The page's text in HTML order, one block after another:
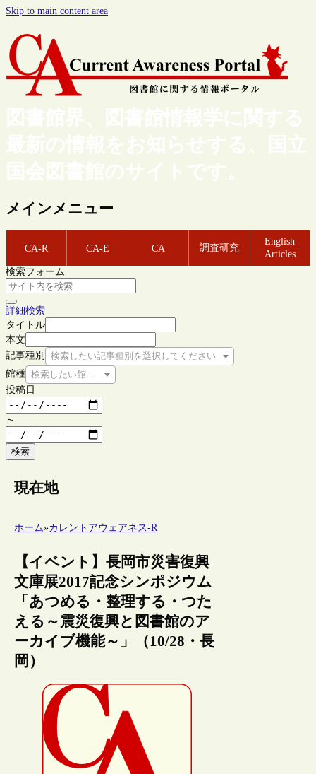
Skip to main content area
図書館界、図書館情報学に関する
最新の情報をお知らせする、国立
国会図書館のサイトです。
メインメニュー
CA-R CA-E CA 調査研究
English
Articles
検索フォーム
詳細検索
タイトル
本文
記事種別
検索したい記事種別を選択してください
館種 検索したい館種を選択してください
投稿日
～
検索
現在地
ホーム»カレントアウェアネス-R
【イベント】長岡市災害復興
文庫展2017記念シンポジウム
「あつめる・整理する・つた
える～震災復興と図書館のア
ーカイブ機能～」（10/28・長
岡）